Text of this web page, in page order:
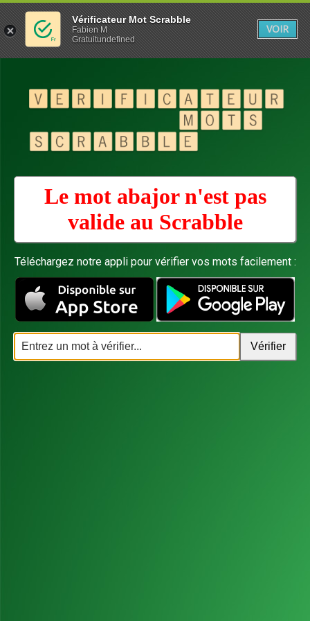
Le mot abajor n'est pas
valide au Scrabble
Téléchargez notre appli pour vérifier vos mots facilement :
Vérificateur Mot Scrabble
Fabien M
Gratuitundefined
VOIR